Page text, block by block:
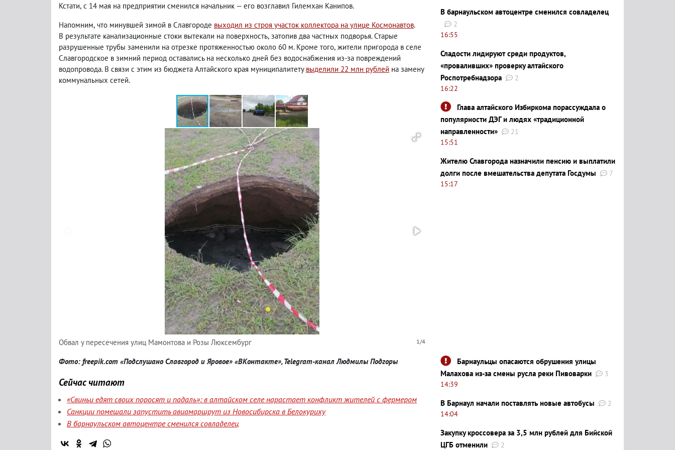
Кстати, с 14 мая на предприятии сменился начальник — его возглавил Гилемхан Канипов.
Напомним, что минувшей зимой в Славгороде выходил из строя участок коллектора на улице Космонавтов.
В результате канализационные стоки вытекали на поверхность, затопив два частных подворья. Старые
разрушенные трубы заменили на отрезке протяженностью около 60 м. Кроме того, жители пригорода в селе
Славгородское в зимний период оставались на несколько дней без водоснабжения из-за повреждений
водопровода. В связи с этим из бюджета Алтайского края муниципалитету выделили 22 млн рублей на замену
коммунальных сетей.
1/4
Обвал у пересечения улиц Мамонтова и Розы Люксембург
Фото: freepik.com «Подслушано Славгород и Яровое» «ВКонтакте», Telegram-канал Людмилы Подгоры
Сейчас читают
«Свиньи едят своих поросят и падаль»: в алтайском селе нарастает конфликт жителей с фермером
Санкции помешали запустить авиамаршрут из Новосибирска в Белокуриху
В барнаульском автоцентре сменился совладелец
В барнаульском автоцентре сменился совладелец
2
16:55
Сладости лидируют среди продуктов,
«проваливших» проверку алтайского
Роспотребнадзора
2
16:22
Глава алтайского Избиркома порассуждала о
популярности ДЭГ и людях «традиционной
направленности»
21
15:51
Жителю Славгорода назначили пенсию и выплатили
долги после вмешательства депутата Госдумы
7
15:17
Барнаульцы опасаются обрушения улицы
Малахова из-за смены русла реки Пивоварки
3
14:39
В Барнаул начали поставлять новые автобусы
2
14:04
Закупку кроссовера за 3,5 млн рублей для Бийской
ЦГБ отменили
2